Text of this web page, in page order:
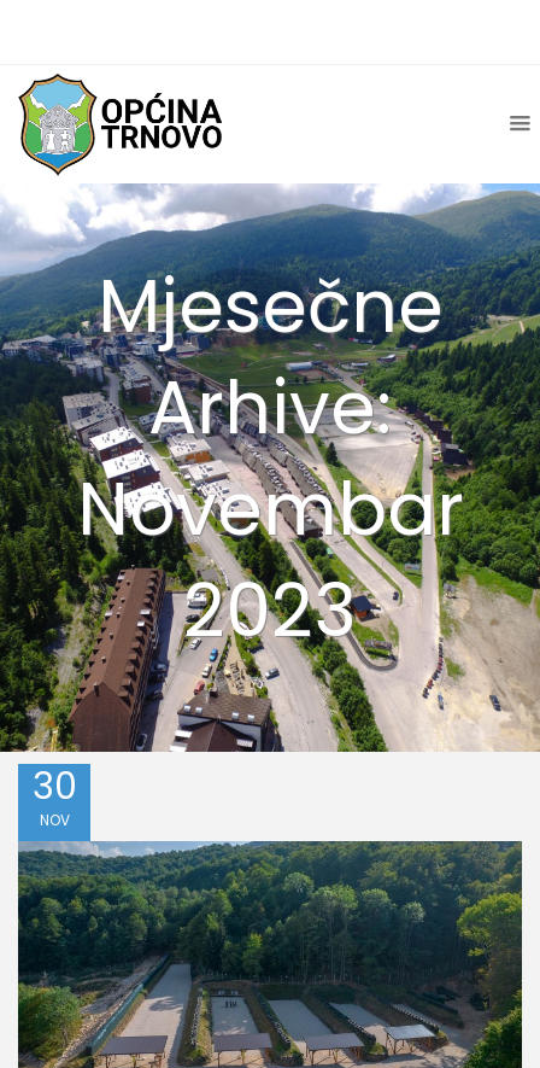
Mjesečne
Arhive:
Novembar
2023
30
NOV